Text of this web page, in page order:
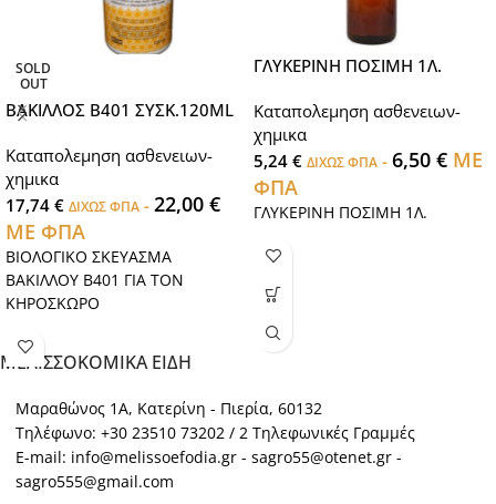
SOLD
OUT
ΒΑΚΙΛΛΟΣ Β401 ΣΥΣΚ.120ML
Καταπολεμηση ασθενειων-
χημικα
17,74 € ΔΙΧΩΣ ΦΠΑ - 22,00 €
ΜΕ ΦΠΑ
ΒΙΟΛΟΓΙΚΟ ΣΚΕΥΑΣΜΑ
ΒΑΚΙΛΛΟΥ Β401 ΓΙΑ ΤΟΝ
ΚΗΡΟΣΚΩΡΟ
ΓΛΥΚΕΡΙΝΗ ΠΟΣΙΜΗ 1Λ.
Καταπολεμηση ασθενειων-
χημικα
5,24 € ΔΙΧΩΣ ΦΠΑ - 6,50 € ΜΕ
ΦΠΑ
ΓΛΥΚΕΡΙΝΗ ΠΟΣΙΜΗ 1Λ.
ΜΕΛΙΣΣΟΚΟΜΙΚΑ ΕΙΔΗ
Μαραθώνος 1Α, Κατερίνη - Πιερία, 60132
Τηλέφωνο: +30 23510 73202 / 2 Τηλεφωνικές Γραμμές
E-mail: info@melissoefodia.gr - sagro55@otenet.gr -
sagro555@gmail.com